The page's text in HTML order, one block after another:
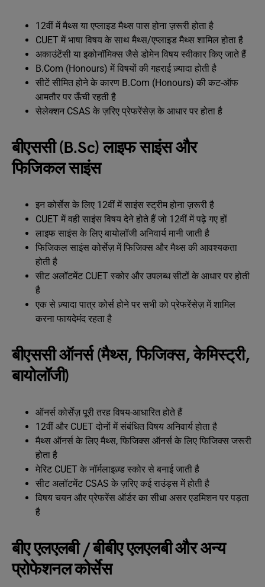
12वीं में मैथ्स या एप्लाइड मैथ्स पास होना ज़रूरी होता है
CUET में भाषा विषय के साथ मैथ्स/एप्लाइड मैथ्स शामिल होता है
अकाउंटेंसी या इकोनॉमिक्स जैसे डोमेन विषय स्वीकार किए जाते हैं
B.Com (Honours) में विषयों की गहराई ज़्यादा होती है
सीटें सीमित होने के कारण B.Com (Honours) की कट-ऑफ
आमतौर पर ऊँची रहती है
सेलेक्शन CSAS के ज़रिए प्रेफरेंसेज़ के आधार पर होता है
बीएससी (B.Sc) लाइफ साइंस और
फिजिकल साइंस
इन कोर्सेस के लिए 12वीं में साइंस स्ट्रीम होना ज़रूरी है
CUET में वही साइंस विषय देने होते हैं जो 12वीं में पढ़े गए हों
लाइफ साइंस के लिए बायोलॉजी अनिवार्य मानी जाती है
फिजिकल साइंस कोर्सेज़ में फिजिक्स और मैथ्स की आवश्यकता
होती है
सीट अलॉटमेंट CUET स्कोर और उपलब्ध सीटों के आधार पर होती
है
एक से ज़्यादा पात्र कोर्स होने पर सभी को प्रेफरेंसेज़ में शामिल
करना फायदेमंद रहता है
बीएससी ऑनर्स (मैथ्स, फिजिक्स, केमिस्ट्री,
बायोलॉजी)
ऑनर्स कोर्सेज़ पूरी तरह विषय-आधारित होते हैं
12वीं और CUET दोनों में संबंधित विषय अनिवार्य होता है
मैथ्स ऑनर्स के लिए मैथ्स, फिजिक्स ऑनर्स के लिए फिजिक्स जरूरी
होता है
मेरिट CUET के नॉर्मलाइज़्ड स्कोर से बनाई जाती है
सीट अलॉटमेंट CSAS के ज़रिए कई राउंड्स में होती है
विषय चयन और प्रेफरेंस ऑर्डर का सीधा असर एडमिशन पर पड़ता
है
बीए एलएलबी / बीबीए एलएलबी और अन्य
प्रोफेशनल कोर्सेस